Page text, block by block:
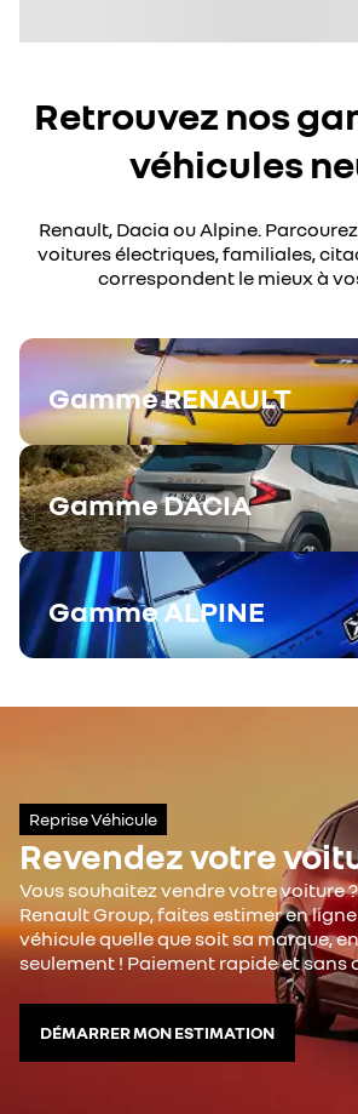
Retrouvez nos
véhicules
Renault, Dacia ou Alpine.
voitures électriques, familiales,
correspondent le mieux à
GammeRENAULT
GammeDACIA
GammeALPINE
Reprise Véhicule
Revendez votre
Vous souhaitez vendre votre voiture
Renault Group, faites estimer en
véhicule quelle que soit sa marque,
seulement ! Paiement rapide et sans
DÉMARRER MON ESTIMATION